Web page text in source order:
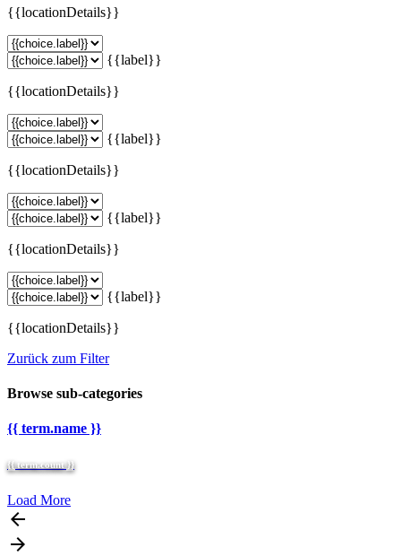
{{locationDetails}}
{{label}}
{{locationDetails}}
{{label}}
{{locationDetails}}
{{label}}
{{locationDetails}}
{{label}}
{{locationDetails}}
Zurück zum Filter
Browse sub-categories
{{ term.name }}
{{ term.count }}
Load More
arrow_backward
arrow_forward